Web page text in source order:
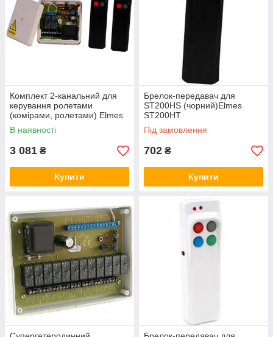
Комплект 2-канальний для
керування ролетами
(комірами, ролетами) Elmes
ST200HS
В наявності
3 081 ₴
Купити
Брелок-передавач для
ST200HS (чорний)Elmes
ST200HT
Під замовлення
702 ₴
Купити